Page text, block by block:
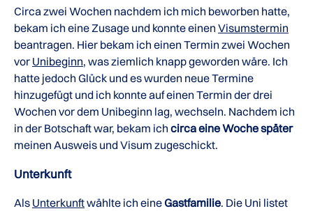
Circa zwei Wochen nachdem ich mich beworben hatte,
bekam ich eine Zusage und konnte einen Visumstermin
beantragen. Hier bekam ich einen Termin zwei Wochen
vor Unibeginn, was ziemlich knapp geworden wäre. Ich
hatte jedoch Glück und es wurden neue Termine
hinzugefügt und ich konnte auf einen Termin der drei
Wochen vor dem Unibeginn lag, wechseln. Nachdem ich
in der Botschaft war, bekam ich circa eine Woche später
meinen Ausweis und Visum zugeschickt.
Unterkunft
Als Unterkunftwählte ich eineGastfamilie. Die Uni listet